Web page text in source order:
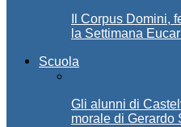
Il Corpus Domini,
la Settimana
Scuola
Gli alunni di
morale di Gerardo